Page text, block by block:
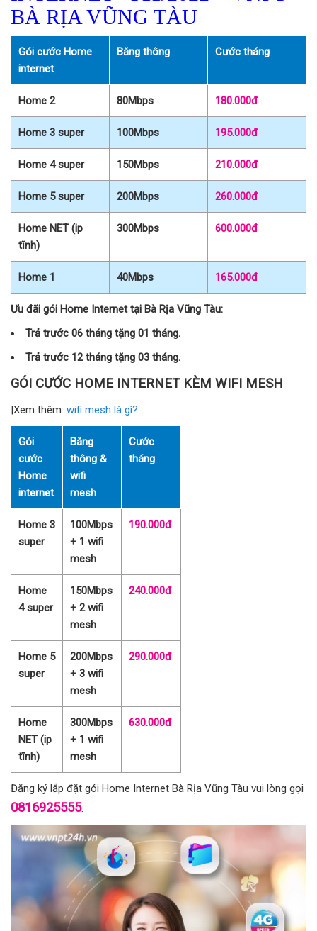
BÀ RỊA VŨNG TÀU
Gói cước Home
internet
Băng thông Cước tháng
Home 2 80Mbps 180.000đ
Home 3 super 100Mbps 195.000đ
Home 4 super 150Mbps 210.000đ
Home 5 super 200Mbps 260.000đ
Home NET (ip
tĩnh)
300Mbps 600.000đ
Home 1 40Mbps 165.000đ
Ưu đãi gói Home Internet tại Bà Rịa Vũng Tàu:
Trả trước 06 tháng tặng 01 tháng.
Trả trước 12 tháng tặng 03 tháng.
GÓI CƯỚC HOME INTERNET KÈM WIFI MESH
|Xem thêm: wifi mesh là gì?
Gói
cước
Home
internet
Băng
thông &
wifi
mesh
Cước
tháng
Home 3
super
100Mbps
+ 1 wifi
mesh
190.000đ
Home
4 super
150Mbps
+ 2 wifi
mesh
240.000đ
Home 5
super
200Mbps
+ 3 wifi
mesh
290.000đ
Home
NET (ip
tĩnh)
300Mbps
+ 1 wifi
mesh
630.000đ
Đăng ký lắp đặt gói Home Internet Bà Rịa Vũng Tàu vui lòng gọi
0816925555.